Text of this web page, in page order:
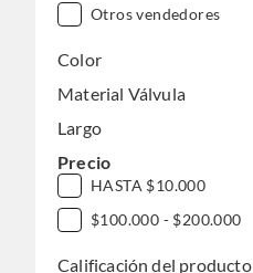
Otros vendedores
Color
Material Válvula
Largo
Precio
HASTA $10.000
$100.000 - $200.000
Calificación del producto